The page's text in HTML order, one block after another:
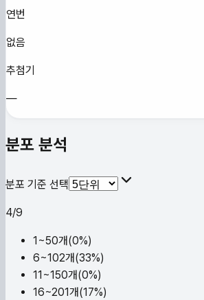
연번
없음
추첨기
—
분포 분석
분포 기준 선택
4/9
1~50개(0%)
6~102개(33%)
11~150개(0%)
16~201개(17%)